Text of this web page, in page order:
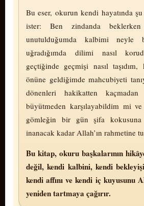
Bu eser, okurun kendi hayatında şu
ister: Ben zindanda
unutulduğumda kalbimi neyle
uğradığımda dilimi nasıl
geçtiğinde geçmişi nasıl taşıdım,
önüne geldiğimde mahcubiyeti
dönenleri hakikatten
büyütmeden karşılayabildim mi ve
gömleğin bir gün şifa kokusuna
inanacak kadar Allah’ın rahmetine
Bu kitap, okuru başkalarının
değil, kendi kalbini, kendi
kendi affını ve kendi iç kuyusunu
yeniden tartmaya çağırır.